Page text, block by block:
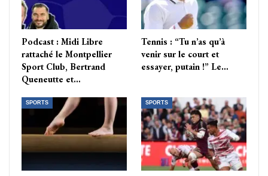
Podcast : Midi Libre
rattaché le Montpellier
Sport Club, Bertrand
Queneutte et…
Tennis : “Tu n’as qu’à
venir sur le court et
essayer, putain !” Le…
SPORTS SPORTS